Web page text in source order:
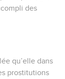
des
qu’elle dans
prostitutions